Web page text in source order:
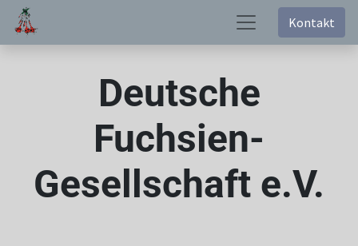
Kontakt
Deutsche
Fuchsien-
Gesellschaft e.V.